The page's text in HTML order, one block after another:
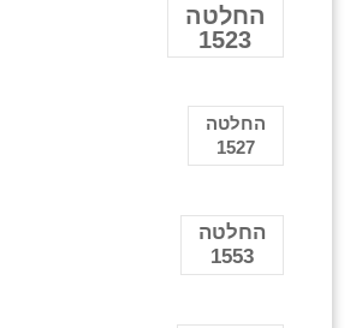
החלטה
1523
החלטה
1527
החלטה
1553